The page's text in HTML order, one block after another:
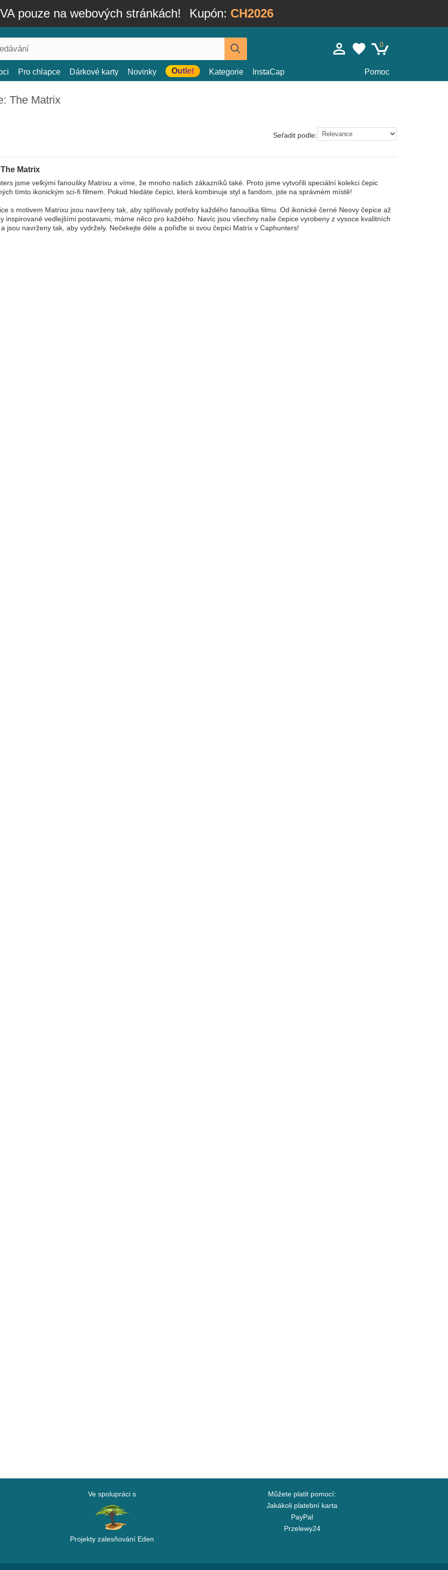
pouze na webových stránkách! Kupón: CH2026
0
Pro chlapce Dárkové karty Novinky Outlet Kategorie InstaCap Pomoc
The Matrix
Seřadit podle:
Matrix
jsme velkými fanoušky Matrixu a víme, že mnoho našich zákazníků také. Proto jsme vytvořili speciální kolekci čepic
tímto ikonickým sci-fi filmem. Pokud hledáte čepici, která kombinuje styl a fandom, jste na správném místě!
s motivem Matrixu jsou navrženy tak, aby splňovaly potřeby každého fanouška filmu. Od ikonické černé Neovy čepice až
inspirované vedlejšími postavami, máme něco pro každého. Navíc jsou všechny naše čepice vyrobeny z vysoce kvalitních
jsou navrženy tak, aby vydržely. Nečekejte déle a pořiďte si svou čepici Matrix v Caphunters!
Ve spolupráci s
Projekty zalesňování Eden
Můžete platit pomocí:
Jakákoli platební karta
PayPal
Przelewy24